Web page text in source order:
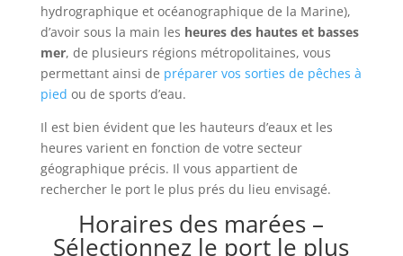
hydrographique et océanographique de la Marine),
d’avoir sous la main les heures des hautes et basses
mer, de plusieurs régions métropolitaines, vous
permettant ainsi de préparer vos sorties de pêches à
pied ou de sports d’eau.
Il est bien évident que les hauteurs d’eaux et les
heures varient en fonction de votre secteur
géographique précis. Il vous appartient de
rechercher le port le plus prés du lieu envisagé.
Horaires des marées –
Sélectionnez le port le plus